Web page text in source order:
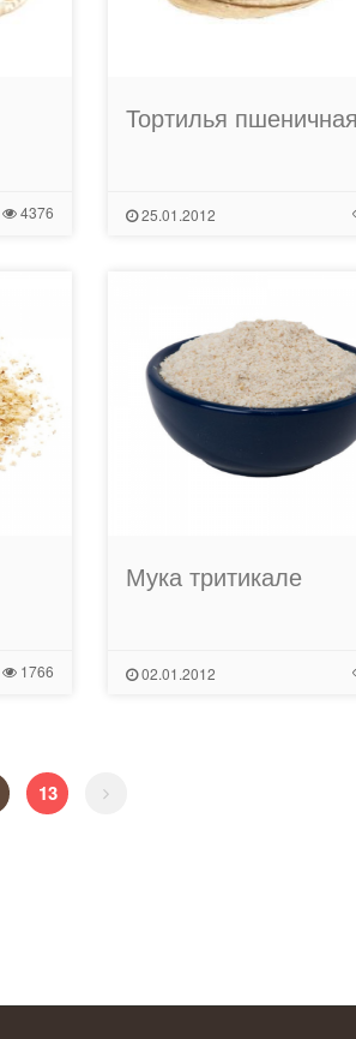
4376
Тортилья пшеничная
25.01.2012
1766
Мука тритикале
02.01.2012
13